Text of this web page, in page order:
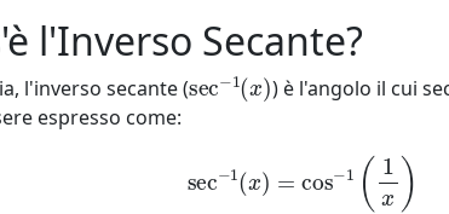
l'Inverso Secante?
l'inverso secante (
−1 x
) è l'angolo il cui
espresso come:
1(1x )